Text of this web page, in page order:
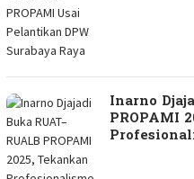
Inarno
PROPAMI